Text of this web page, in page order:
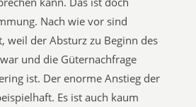
Nach wie vor sind
weil der Absturz zu Beginn des
und die Güternachfrage
ist. Der enorme Anstieg der
Es ist auch kaum